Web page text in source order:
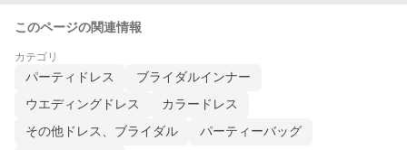
このページの関連情報
カテゴリ
パーティドレス
ブライダルインナー
ウエディングドレス
カラードレス
その他ドレス、ブライダル
パーティーバッグ